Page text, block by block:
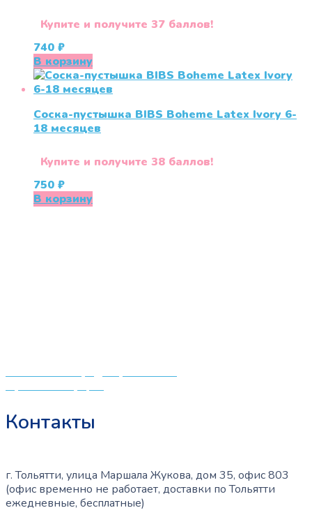
Купите и получите 37 баллов!
740 ₽
В корзину
Соска-пустышка BIBS Boheme Latex Ivory 6-
18 месяцев
Купите и получите 38 баллов!
750 ₽
В корзину
Политика конфиденциальности
Публичная оферта
Контакты
г. Тольятти, улица Маршала Жукова, дом 35, офис 803
(офис временно не работает, доставки по Тольятти
ежедневные, бесплатные)